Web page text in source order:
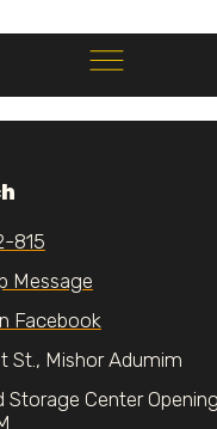
815
Message
Facebook
St., Mishor Adumim
Storage Center